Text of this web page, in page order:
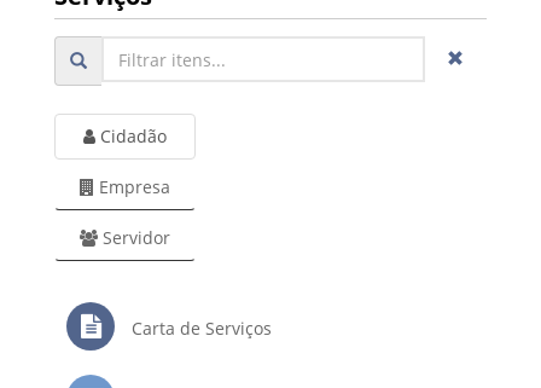
Cidadão
Empresa
Servidor
Carta de Serviços